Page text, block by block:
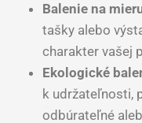
Balenie na
tašky alebo
charakter vašej
Ekologické
k udržateľnosti,
odbúrateľné